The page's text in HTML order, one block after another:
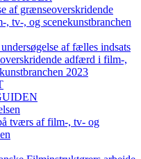
af grænseoverskridende
tv-, og scenekunstbranchen
af fælles indsats
adfærd i film-,
2023
tværs af film-, tv- og